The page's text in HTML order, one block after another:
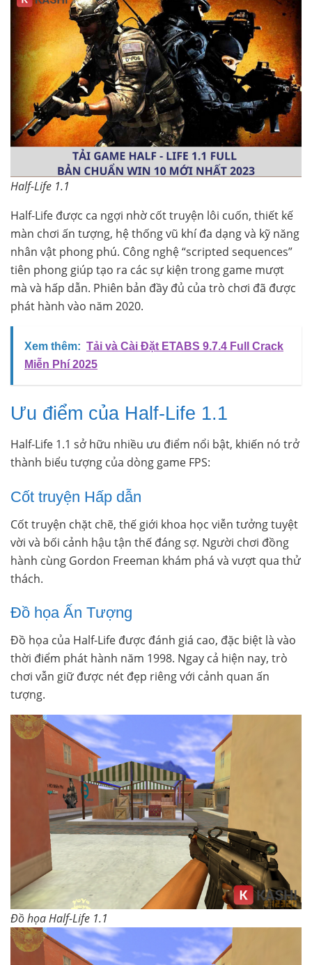
Half-Life 1.1
Half-Life được ca ngợi nhờ cốt truyện lôi cuốn, thiết kế
màn chơi ấn tượng, hệ thống vũ khí đa dạng và kỹ năng
nhân vật phong phú. Công nghệ “scripted sequences”
tiên phong giúp tạo ra các sự kiện trong game mượt
mà và hấp dẫn. Phiên bản đầy đủ của trò chơi đã được
phát hành vào năm 2020.
Xem thêm: Tải và Cài Đặt ETABS 9.7.4 Full Crack
Miễn Phí 2025
Ưu điểm của Half-Life 1.1
Half-Life 1.1 sở hữu nhiều ưu điểm nổi bật, khiến nó trở
thành biểu tượng của dòng game FPS:
Cốt truyện Hấp dẫn
Cốt truyện chặt chẽ, thế giới khoa học viễn tưởng tuyệt
vời và bối cảnh hậu tận thế đáng sợ. Người chơi đồng
hành cùng Gordon Freeman khám phá và vượt qua thử
thách.
Đồ họa Ấn Tượng
Đồ họa của Half-Life được đánh giá cao, đặc biệt là vào
thời điểm phát hành năm 1998. Ngay cả hiện nay, trò
chơi vẫn giữ được nét đẹp riêng với cảnh quan ấn
tượng.
Đồ họa Half-Life 1.1